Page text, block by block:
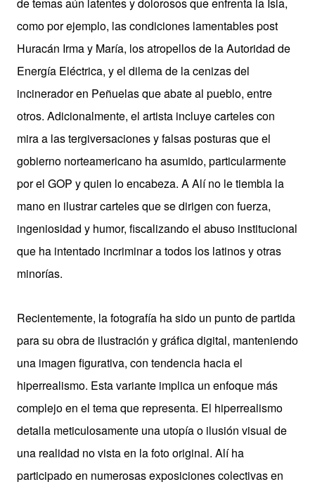
de temas aún latentes y dolorosos que enfrenta la Isla,
como por ejemplo, las condiciones lamentables post
Huracán Irma y María, los atropellos de la Autoridad de
Energía Eléctrica, y el dilema de la cenizas del
incinerador en Peñuelas que abate al pueblo, entre
otros. Adicionalmente, el artista incluye carteles con
mira a las tergiversaciones y falsas posturasque el
gobierno norteamericano ha asumido, particularmente
por el GOP y quien lo encabeza. A Alí no le tiembla la
mano en ilustrar carteles que se dirigen con fuerza,
ingeniosidad y humor, fiscalizando el abuso institucional
que ha intentado incriminar a todos los latinos y otras
minorías.
Recientemente, la fotografía ha sido un punto de partida
para su obra de ilustración y gráfica digital, manteniendo
una imagen figurativa, con tendencia hacia el
hiperrealismo. Esta variante implica un enfoque más
complejo en el tema que representa. El hiperrealismo
detalla meticulosamente una utopía o ilusión visual de
una realidad no vista en la foto original. Alí ha
participado en numerosas exposiciones colectivas en